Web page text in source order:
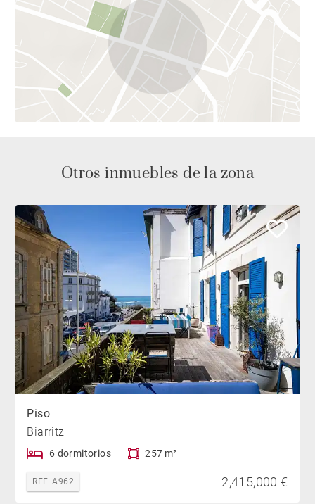
Otros inmuebles de la zona
Piso
Biarritz
6 dormitorios 257 m²
REF. A962 2,415,000 €